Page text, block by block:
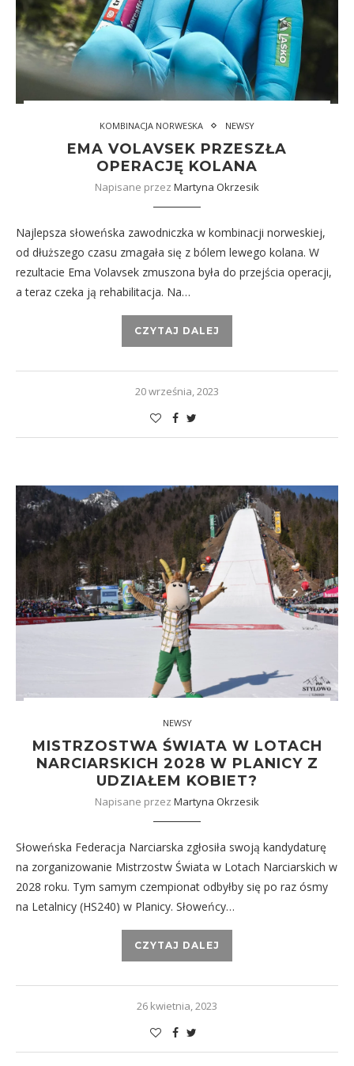
KOMBINACJA NORWESKA NEWSY
EMA VOLAVSEK PRZESZŁA
OPERACJĘ KOLANA
Napisane przez Martyna Okrzesik
Najlepsza słoweńska zawodniczka w kombinacji norweskiej,
od dłuższego czasu zmagała się z bólem lewego kolana. W
rezultacie Ema Volavsek zmuszona była do przejścia operacji,
a teraz czeka ją rehabilitacja. Na…
CZYTAJ DALEJ
20 września, 2023
NEWSY
MISTRZOSTWA ŚWIATA W LOTACH
NARCIARSKICH 2028 W PLANICY Z
UDZIAŁEM KOBIET?
Napisane przez Martyna Okrzesik
Słoweńska Federacja Narciarska zgłosiła swoją kandydaturę
na zorganizowanie Mistrzostw Świata w Lotach Narciarskich w
2028 roku. Tym samym czempionat odbyłby się po raz ósmy
na Letalnicy (HS240) w Planicy. Słoweńcy…
CZYTAJ DALEJ
26 kwietnia, 2023